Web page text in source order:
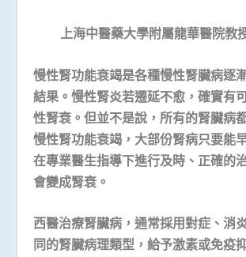
上海中醫藥大學附屬龍華醫院教
慢性腎功能衰竭是各種慢性腎臟病逐
結果。慢性腎炎若遷延不愈，確實有
性腎衰。但並不是說，所有的腎臟病
慢性腎功能衰竭，大部份腎病只要能
在專業醫生指導下進行及時、正確的
會變成腎衰。
西醫治療腎臟病，通常採用對症、消
同的腎臟病理類型，給予激素或免疫